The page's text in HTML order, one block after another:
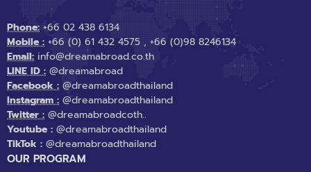
Phone: +66 02 438 6134
Mobile : +66 (0) 61 432 4575 , +66 (0)98 8246134
Email: info@dreamabroad.co.th
LINE ID : @dreamabroad
Facebook : @dreamabroadthailand
Instagram : @dreamabroadthailand
Twitter : @dreamabroadcoth..
Youtube : @dreamabroadthailand
TikTok : @dreamabroadthailand
OUR PROGRAM